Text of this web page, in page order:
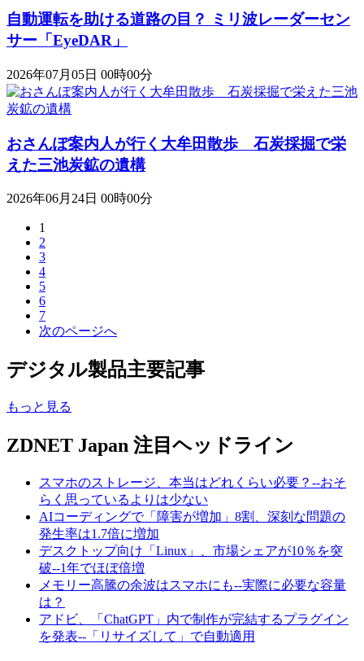
自動運転を助ける道路の目？ ミリ波レーダーセン
サー「EyeDAR」
2026年07月05日 00時00分
おさんぽ案内人が行く大牟田散歩 石炭採掘で栄
えた三池炭鉱の遺構
2026年06月24日 00時00分
1
2
3
4
5
6
7
次のページへ
デジタル製品主要記事
もっと見る
ZDNET Japan 注目ヘッドライン
スマホのストレージ、本当はどれくらい必要？--おそ
らく思っているよりは少ない
AIコーディングで「障害が増加」8割、深刻な問題の
発生率は1.7倍に増加
デスクトップ向け「Linux」、市場シェアが10％を突
破--1年でほぼ倍増
メモリー高騰の余波はスマホにも--実際に必要な容量
は？
アドビ、「ChatGPT」内で制作が完結するプラグイン
を発表--「リサイズして」で自動適用